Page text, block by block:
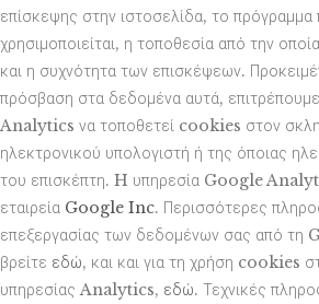
επίσκεψης στην ιστοσελίδα, το πρόγραμμα
χρησιμοποιείται, η τοποθεσία από την
και η συχνότητα των επισκέψεων.
πρόσβαση στα δεδομένα αυτά,
Analytics να τοποθετεί cookies στον
ηλεκτρονικού υπολογιστή ή της όποιας
του επισκέπτη. H υπηρεσία Google
εταιρεία Google Inc. Περισσότερες
επεξεργασίας των δεδομένων σας από τη
βρείτε εδώ, και και για τη χρήση cookies
υπηρεσίας Analytics, εδώ. Τεχνικές